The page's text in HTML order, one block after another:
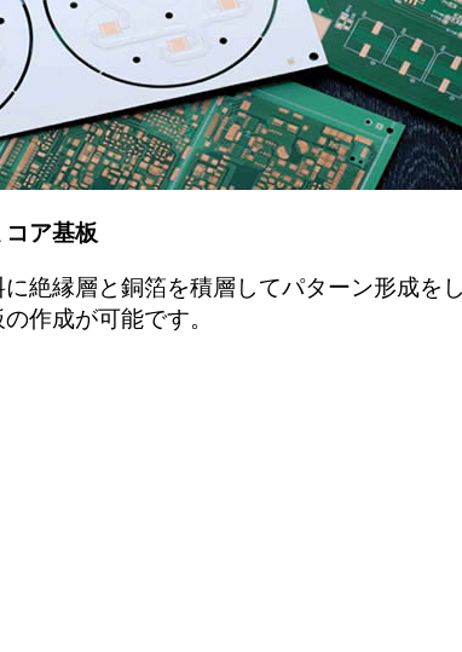
ア基板
絶縁層と銅箔を積層してパターン形成
作成が可能です。